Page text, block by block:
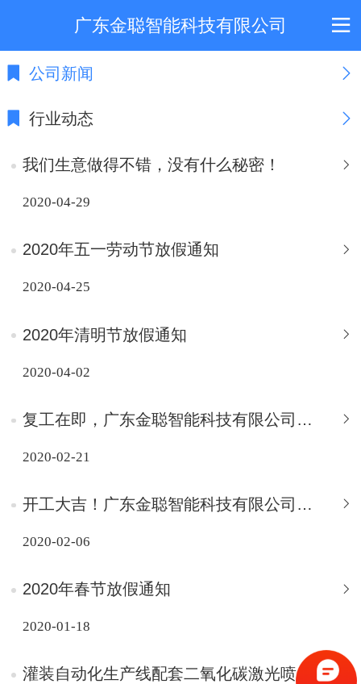
广东金聪智能科技有限公司
公司新闻
行业动态
我们生意做得不错，没有什么秘密！
2020-04-29
2020年五一劳动节放假通知
2020-04-25
2020年清明节放假通知
2020-04-02
复工在即，广东金聪智能科技有限公司全体员工已经做好上班的准备！
2020-02-21
开工大吉！广东金聪智能科技有限公司年后正式上班
2020-02-06
2020年春节放假通知
2020-01-18
灌装自动化生产线配套二氧化碳激光喷码机 Co2 Laser